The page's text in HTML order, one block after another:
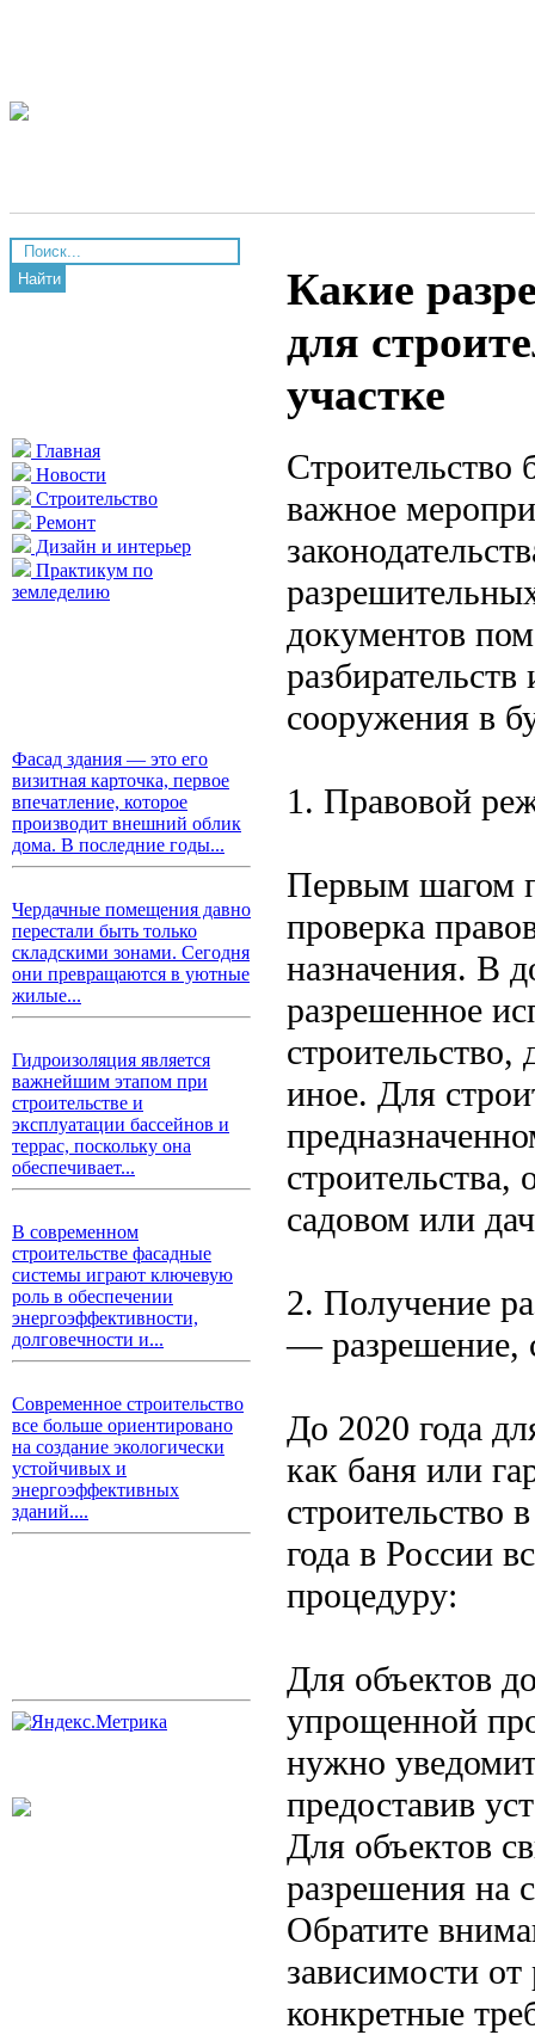
Найти
Главная
Новости
Строительство
Ремонт
Дизайн и интерьер
Практикум по
земледелию
Фасад здания — это его
визитная карточка, первое
впечатление, которое
производит внешний облик
дома. В последние годы...
Чердачные помещения давно
перестали быть только
складскими зонами. Сегодня
они превращаются в уютные
жилые...
Гидроизоляция является
важнейшим этапом при
строительстве и
эксплуатации бассейнов и
террас, поскольку она
обеспечивает...
В современном
строительстве фасадные
системы играют ключевую
роль в обеспечении
энергоэффективности,
долговечности и...
Современное строительство
все больше ориентировано
на создание экологически
устойчивых и
энергоэффективных
зданий....
Какие
для
участке
Строительство
важное
документов
сооружения в
1. Правовой
Первым шагом
проверка
назначения. В
разрешенное
строительство,
иное. Для
садовом или
2. Получение
— разрешение,
До 2020 года
как баня или
строительство
года в России
процедуру:
Для объектов
упрощенной
нужно
предоставив
Для объектов
разрешения на
Обратите
зависимости от
конкретные